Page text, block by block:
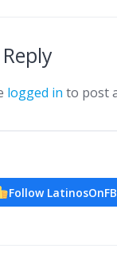
logged in to post
Follow LatinosOnFB